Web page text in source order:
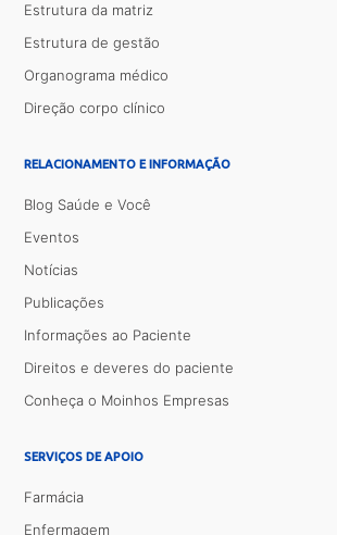
Estrutura da matriz
Estrutura de gestão
Organograma médico
Direção corpo clínico
RELACIONAMENTO E INFORMAÇÃO
Blog Saúde e Você
Eventos
Notícias
Publicações
Informações ao Paciente
Direitos e deveres do paciente
Conheça o Moinhos Empresas
SERVIÇOS DE APOIO
Farmácia
Enfermagem